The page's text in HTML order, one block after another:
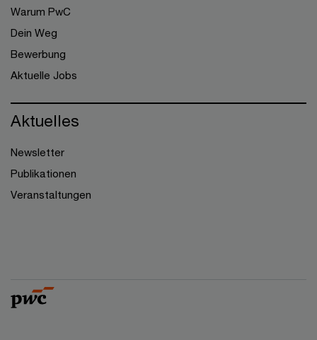
Warum PwC
Dein Weg
Bewerbung
Aktuelle Jobs
Aktuelles
Newsletter
Publikationen
Veranstaltungen